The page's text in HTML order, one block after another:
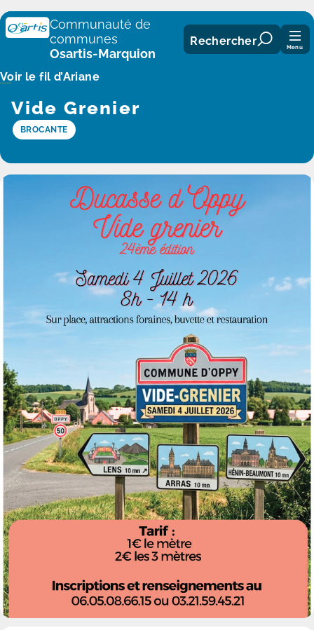
Panneau de gestion des cookies
Communauté de
communes
Osartis-Marquion
Rechercher Menu
Voir le fil d’Ariane
Vide Grenier
BROCANTE